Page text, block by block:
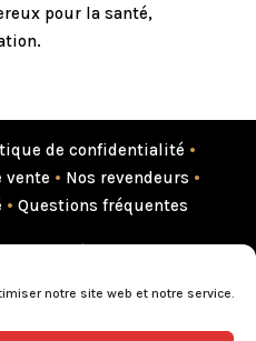
notre site web et notre service.
pour la santé,
de confidentialité •
vente • Nos revendeurs •
• Questions fréquentes